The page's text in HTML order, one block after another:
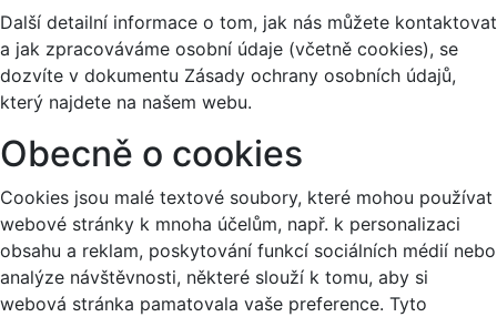
Další detailní informace o tom, jak nás můžete kontaktovat
a jak zpracováváme osobní údaje (včetně cookies), se
dozvíte v dokumentu Zásady ochrany osobních údajů,
který najdete na našem webu.
Obecně o cookies
Cookies jsou malé textové soubory, které mohou používat
webové stránky k mnoha účelům, např. k personalizaci
obsahu a reklam, poskytování funkcí sociálních médií nebo
analýze návštěvnosti, některé slouží k tomu, aby si
webová stránka pamatovala vaše preference. Tyto